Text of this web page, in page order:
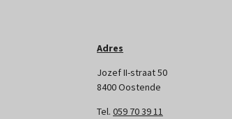
Adres
Jozef II-straat 50
8400 Oostende
Tel. 059 70 39 11